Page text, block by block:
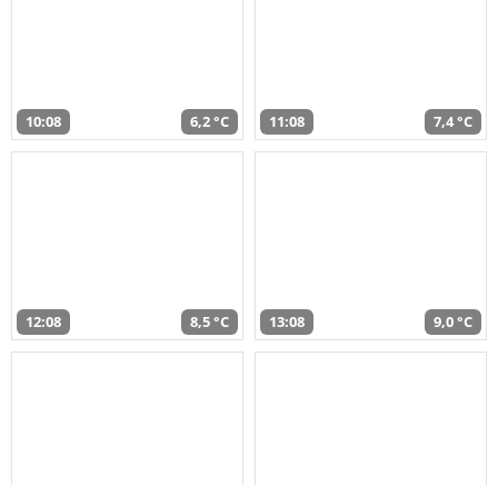
10:08 6,2 °C 11:08 7,4 °C
12:08 8,5 °C 13:08 9,0 °C